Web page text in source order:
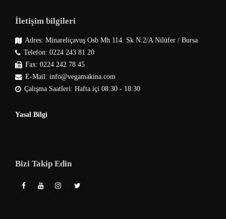
İletişim bilgileri
Adres: Minareliçavuş Osb Mh 114. Sk N:2/A Nilüfer / Bursa
Telefon: 0224 243 81 20
Fax: 0224 242 78 45
E-Mail: info@vegamakina.com
Çalışma Saatleri: Hafta içi 08:30 - 18:30
Yasal Bilgi
Bizi Takip Edin